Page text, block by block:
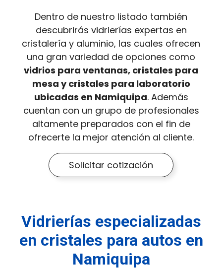
Dentro de nuestro listado también
descubrirás vidrierías expertas en
cristalería y aluminio, las cuales ofrecen
una gran variedad de opciones como
vidrios para ventanas, cristales para
mesa y cristales para laboratorio
ubicadas en Namiquipa. Además
cuentan con un grupo de profesionales
altamente preparados con el fin de
ofrecerte la mejor atención al cliente.
Solicitar cotización
Vidrierías especializadas
en cristales para autos en
Namiquipa